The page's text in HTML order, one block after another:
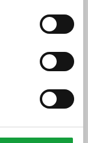
dalla
impiegato